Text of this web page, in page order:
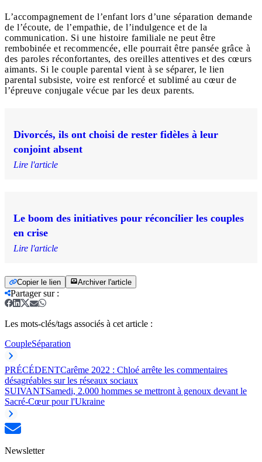
L’accompagnement de l’enfant lors d’une séparation demande
de l’écoute, de l’empathie, de l’indulgence et de la
communication. Si une histoire familiale ne peut être
rembobinée et recommencée, elle pourrait être pansée grâce à
des paroles réconfortantes, des oreilles attentives et des cœurs
aimants. Si le couple parental vient à se séparer, le lien
parental subsiste, voire est renforcé et sublimé au cœur de
l’épreuve conjugale vécue par les deux parents.
Divorcés, ils ont choisi de rester fidèles à leur
conjoint absent
Lire l'article
Le boom des initiatives pour réconcilier les couples
en crise
Lire l'article
Copier le lien Archiver l'article
Partager sur:
Les mots-clés/tags associés à cet article :
CoupleSéparation
PRÉCÉDENTCarême 2022 : Chloé arrête les commentaires
désagréables sur les réseaux sociaux
SUIVANTSamedi, 2.000 hommes se mettront à genoux devant le
Sacré-Cœur pour l'Ukraine
Newsletter